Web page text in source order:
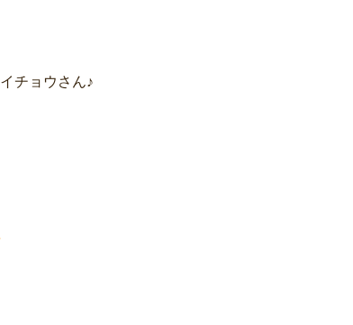
チョウさん♪